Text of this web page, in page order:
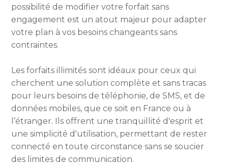
possibilité de modifier votre forfait sans
engagement est un atout majeur pour adapter
votre plan à vos besoins changeants sans
contraintes.
Les forfaits illimités sont idéaux pour ceux qui
cherchent une solution complète et sans tracas
pour leurs besoins de téléphonie, de SMS, et de
données mobiles, que ce soit en France ou à
l’étranger. Ils offrent une tranquillité d'esprit et
une simplicité d'utilisation, permettant de rester
connecté en toute circonstance sans se soucier
des limites de communication.